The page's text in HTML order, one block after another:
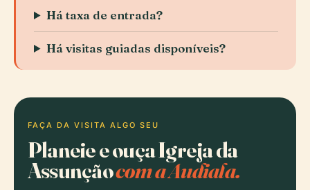
Há taxa de entrada?
Há visitas guiadas disponíveis?
FAÇA DA VISITA ALGO SEU
Planeie e ouça Igreja da
Assunçãocom a Audiala.